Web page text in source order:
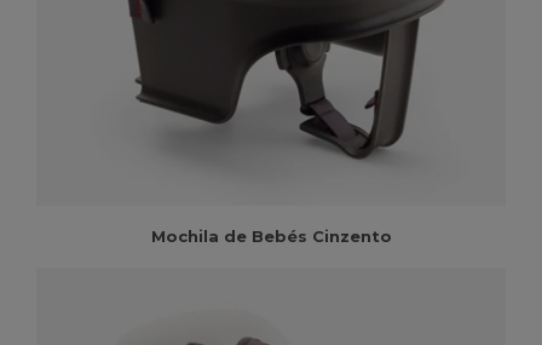
Mochila de Bebés Cinzento